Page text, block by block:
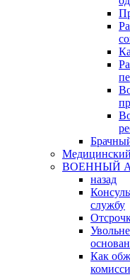
ВОЕННЫЙ
назад
службу
Как